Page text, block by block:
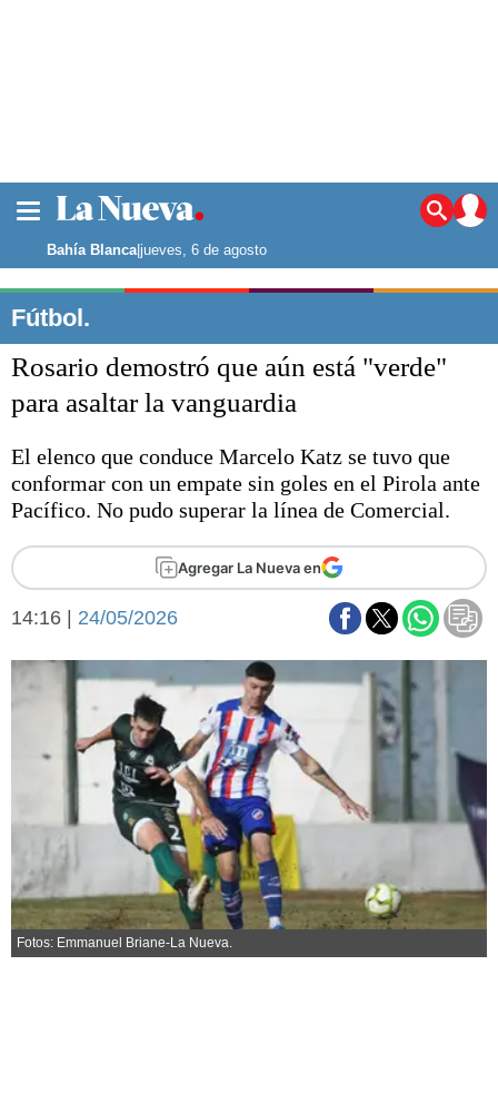
Noticias
La ciudad
Punta Alta
El mundo
Seguridad
Opinión
Deportes
Escenario Olímpico
Liga del Sur
Básquetbol
Fútbol
Federal A
Arte y cultura
Economía y campo
Economía y finanzas
Con el campo
Espacio empresas
Sociedad y tiempo
Sociedad
Tecnología
Turismo
Salud
Es viral
El tiempo
Fúnebres
Bahía Blanca|jueves, 6 de agosto
Fútbol.
Rosario demostró que aún está "verde"
para asaltar la vanguardia
El elenco que conduce Marcelo Katz se tuvo que
conformar con un empate sin goles en el Pirola ante
Pacífico. No pudo superar la línea de Comercial.
Agregar La Nueva en
14:16 | 24/05/2026
Fotos: Emmanuel Briane-La Nueva.